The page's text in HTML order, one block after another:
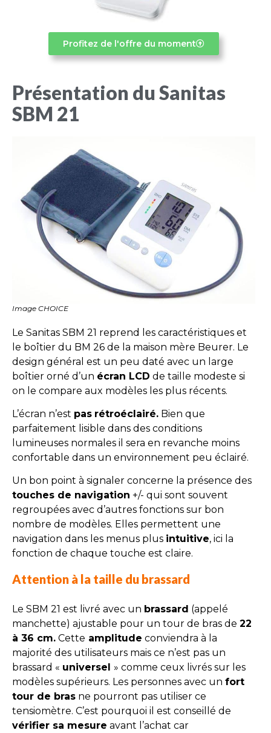
Profitez de l'offre du moment
Présentation du Sanitas
SBM 21
Image CHOICE
Le Sanitas SBM 21 reprend les caractéristiques et
le boîtier du BM 26 de la maison mère Beurer. Le
design général est un peu daté avec un large
boîtier orné d’un écran LCD de taille modeste si
on le compare aux modèles les plus récents.
L’écran n’est pas rétroéclairé. Bien que
parfaitement lisible dans des conditions
lumineuses normales il sera en revanche moins
confortable dans un environnement peu éclairé.
Un bon point à signaler concerne la présence des
touches de navigation +/- qui sont souvent
regroupées avec d’autres fonctions sur bon
nombre de modèles. Elles permettent une
navigation dans les menus plus intuitive, ici la
fonction de chaque touche est claire.
Attention à la taille du brassard
Le SBM 21 est livré avec un brassard (appelé
manchette) ajustable pour un tour de bras de 22
à 36 cm. Cette amplitude conviendra à la
majorité des utilisateurs mais ce n’est pas un
brassard « universel » comme ceux livrés sur les
modèles supérieurs. Les personnes avec un fort
tour de bras ne pourront pas utiliser ce
tensiomètre. C’est pourquoi il est conseillé de
vérifier sa mesure avant l’achat car